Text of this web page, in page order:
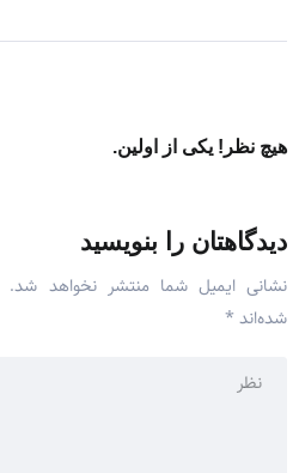
هیچ نظر! یکی از اولین.
دیدگاهتان را بنویسید
نشانی ایمیل شما منتشر نخواهد شد.
شده‌اند *